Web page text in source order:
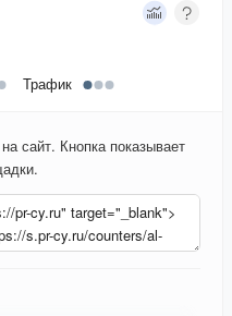
Трафик
сайт. Кнопка показывает